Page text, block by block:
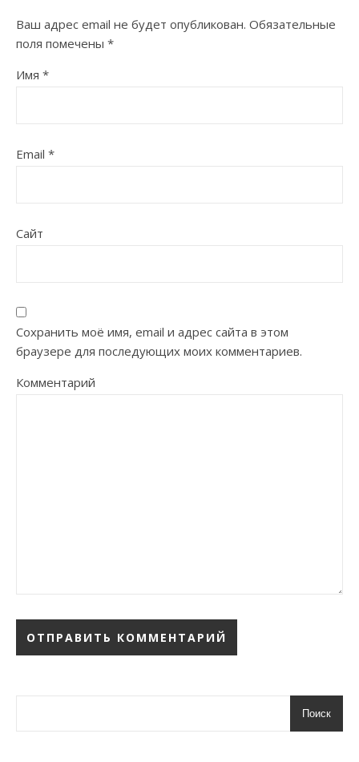
Ваш адрес email не будет опубликован. Обязательные
поля помечены *
Имя *
Email *
Сайт
Сохранить моё имя, email и адрес сайта в этом
браузере для последующих моих комментариев.
Комментарий
Поиск